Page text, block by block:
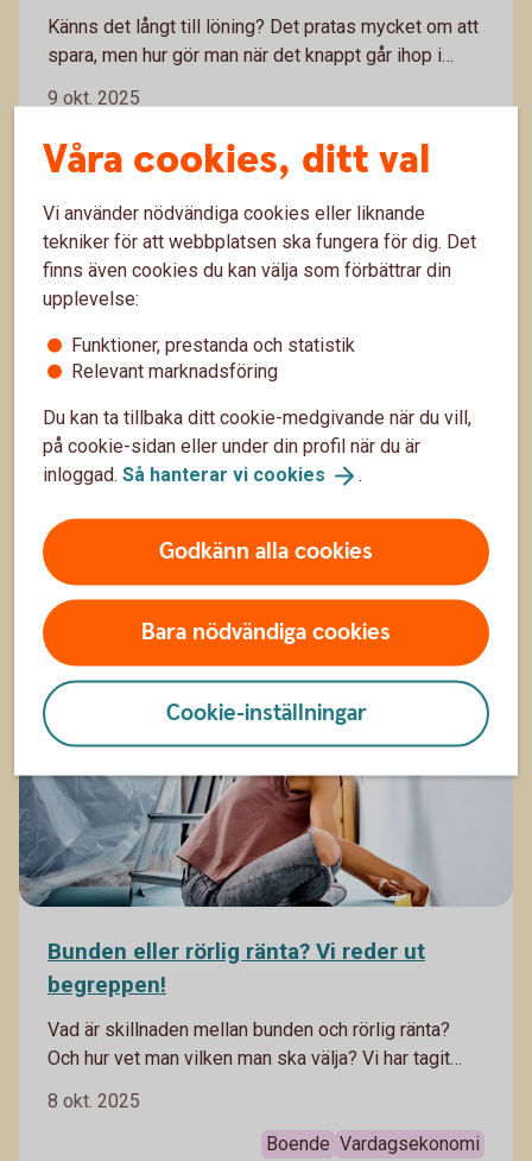
Känns det långt till löning? Det pratas mycket om att
spara, men hur gör man när det knappt går ihop i
kan hjälpa dig att få nya mer ekonomiska vanor på
plats. Här får du våra bästa budgettips.
9 okt. 2025
Vardagsekonomi
Budget
Tips inför årsskiftet
Genom att betala för årets rot- och rutarbeten före
årsskiftet och få koll på avdrag, omfördelning av
ränteutgifter och kvittningar av aktieaffärer kan du
förbättra din ekonomi.
9 okt. 2025
Vardagsekonomi
Bunden eller rörlig ränta? Vi reder ut
begreppen!
Vad är skillnaden mellan bunden och rörlig ränta?
Och hur vet man vilken man ska välja? Vi har tagit
reda ut hur man kan tänka för att göra de bästa valen.
8 okt. 2025
Boende Vardagsekonomi
Våra cookies, ditt val
Vi använder nödvändiga cookies eller liknande
tekniker för att webbplatsen ska fungera för dig. Det
finns även cookies du kan välja som förbättrar din
upplevelse:
Funktioner, prestanda och statistik
Relevant marknadsföring
Du kan ta tillbaka ditt cookie-medgivande när du vill,
på cookie-sidan eller under din profil när du är
inloggad. Så hanterar vi cookies .
Godkänn alla cookies
Bara nödvändiga cookies
Cookie-inställningar